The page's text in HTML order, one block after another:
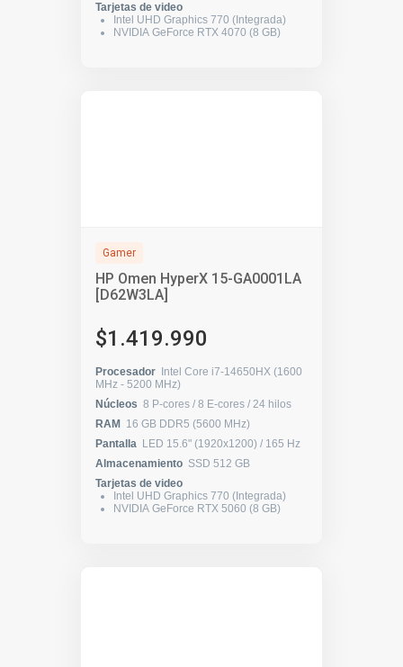
Tarjetas de video
Intel UHD Graphics 770 (Integrada)
NVIDIA GeForce RTX 4070 (8 GB)
Gamer
HP Omen HyperX 15-GA0001LA
[D62W3LA]
$1.419.990
Procesador
Intel Core i7-14650HX (1600
MHz - 5200 MHz)
Núcleos
8 P-cores / 8 E-cores / 24 hilos
RAM
16 GB DDR5 (5600 MHz)
Pantalla
LED 15.6" (1920x1200) / 165 Hz
Almacenamiento SSD 512 GB
Tarjetas de video
Intel UHD Graphics 770 (Integrada)
NVIDIA GeForce RTX 5060 (8 GB)